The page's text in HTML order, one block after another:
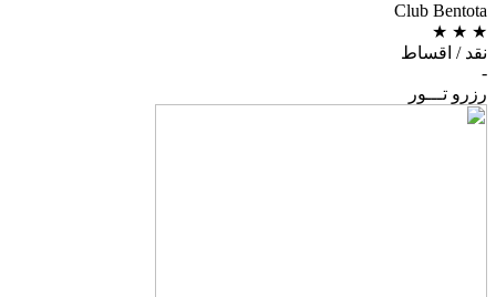
Club Bentota
★
★
★
نقد / اقساط
-
رزرو تـــور